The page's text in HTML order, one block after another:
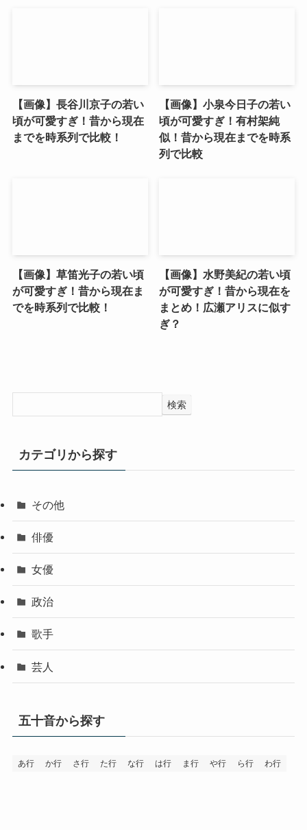
【画像】長谷川京子の若い
頃が可愛すぎ！昔から現在
までを時系列で比較！
【画像】小泉今日子の若い
頃が可愛すぎ！有村架純
似！昔から現在までを時系
列で比較
【画像】草笛光子の若い頃
が可愛すぎ！昔から現在ま
でを時系列で比較！
【画像】水野美紀の若い頃
が可愛すぎ！昔から現在を
まとめ！広瀬アリスに似す
ぎ？
検索
カテゴリから探す
その他
俳優
女優
政治
歌手
芸人
五十音から探す
あ行 か行 さ行 た行 な行 は行 ま行 や行 ら行 わ行